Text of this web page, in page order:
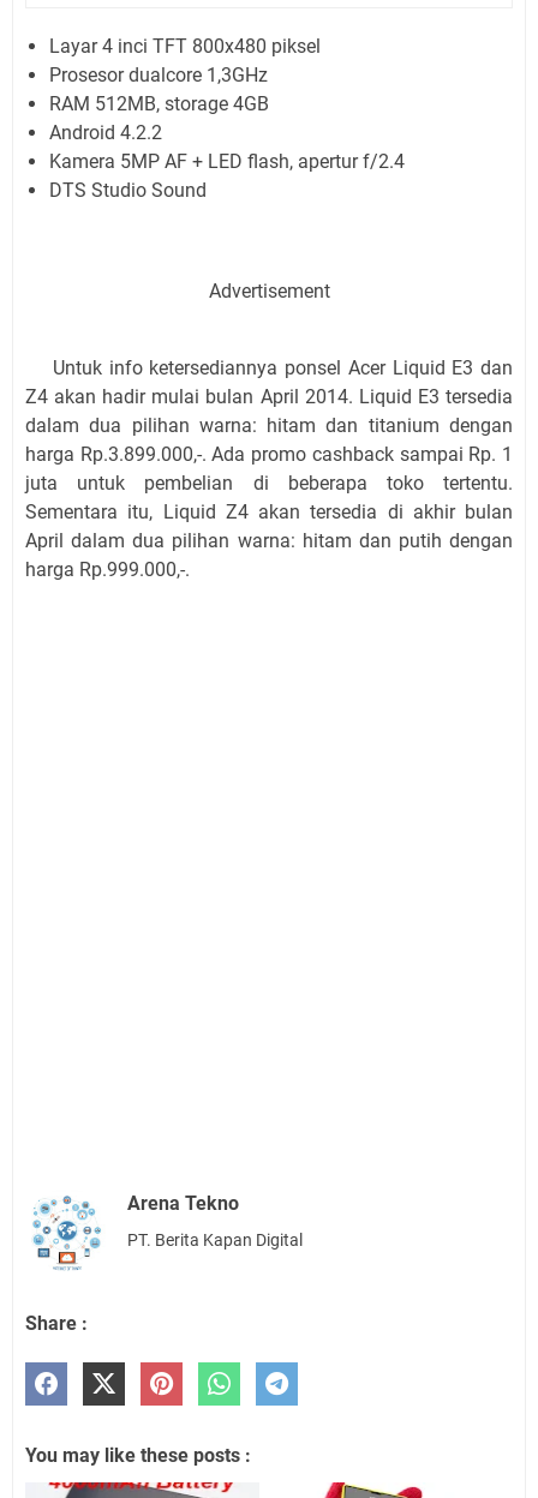
Layar 4 inci TFT 800x480 piksel
Prosesor dualcore 1,3GHz
RAM 512MB, storage 4GB
Android 4.2.2
Kamera 5MP AF + LED flash, apertur f/2.4
DTS Studio Sound
Advertisement
Untuk info ketersediannya ponsel Acer Liquid E3 dan
Z4 akan hadir mulai bulan April 2014. Liquid E3 tersedia
dalam dua pilihan warna: hitam dan titanium dengan
harga Rp.3.899.000,-. Ada promo cashback sampai Rp. 1
juta untuk pembelian di beberapa toko tertentu.
Sementara itu, Liquid Z4 akan tersedia di akhir bulan
April dalam dua pilihan warna: hitam dan putih dengan
harga Rp.999.000,-.
Arena Tekno
PT. Berita Kapan Digital
Share :
You may like these posts :